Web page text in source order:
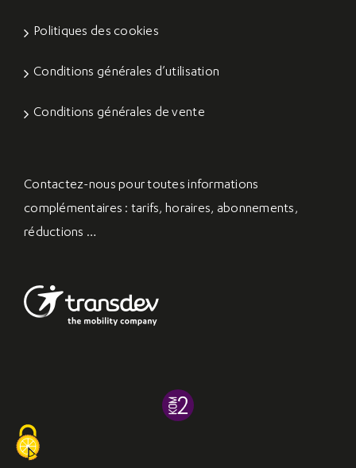
Politiques des cookies
Conditions générales d’utilisation
Conditions générales de vente
Contactez-nous pour toutes informations
complémentaires : tarifs, horaires, abonnements,
réductions …